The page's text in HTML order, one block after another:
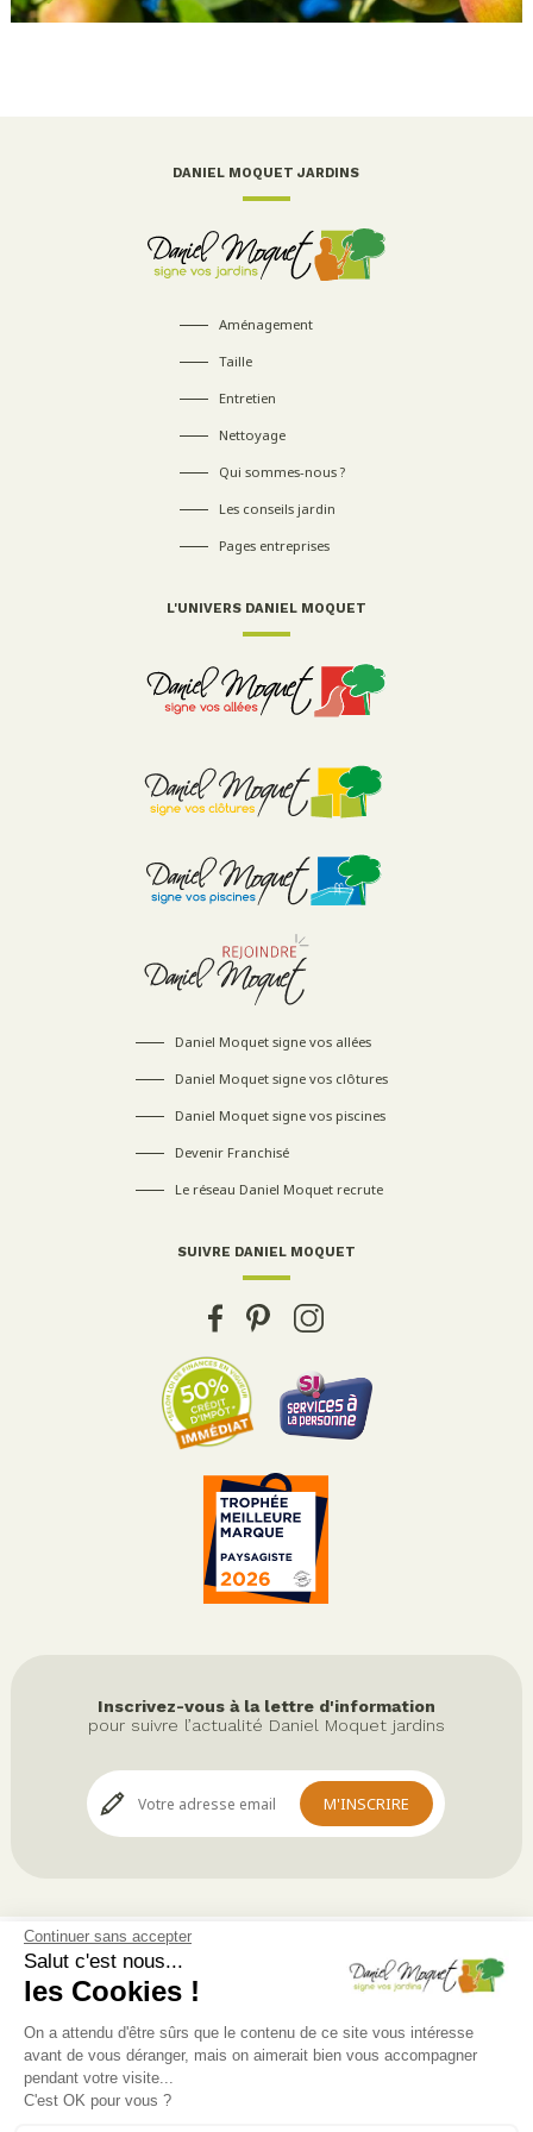
Continuer sans accepter
Salut c'est nous...
les Cookies !
On a attendu d'être sûrs que le contenu de ce site vous intéresse
avant de vous déranger, mais on aimerait bien vous accompagner
pendant votre visite...
C'est OK pour vous ?
DANIEL MOQUET JARDINS
Aménagement
Taille
Entretien
Nettoyage
Qui sommes-nous ?
Les conseils jardin
Pages entreprises
L'UNIVERS DANIEL MOQUET
Daniel Moquet signe vos allées
Daniel Moquet signe vos clôtures
Daniel Moquet signe vos piscines
Devenir Franchisé
Le réseau Daniel Moquet recrute
SUIVRE DANIEL MOQUET
Inscrivez-vous à la lettre d'information
pour suivre l’actualité Daniel Moquet jardins
Foire aux questions